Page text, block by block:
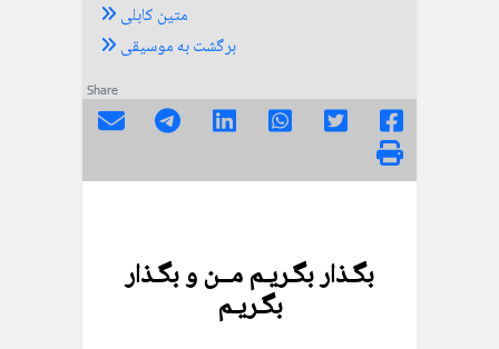
متین کابلی
برگشت به موسیقی
Share
بگـذار بگـریـم مــن و بگـذار
بگـریـم